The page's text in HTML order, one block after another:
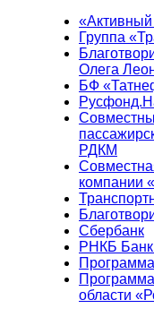
Группа
Олега
БФ
РДКМ
компании
Сбербанк
РНКБ
области